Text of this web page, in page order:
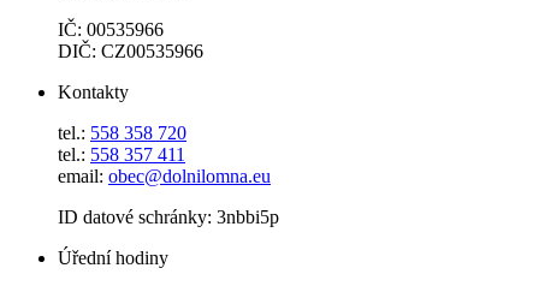
IČ: 00535966
DIČ: CZ00535966
Kontakty
tel.: 558 358 720
tel.: 558 357 411
email: obec@dolnilomna.eu
ID datové schránky: 3nbbi5p
Úřední hodiny